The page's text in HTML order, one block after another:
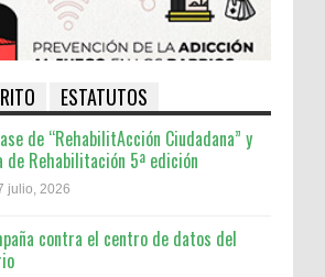
ESTATUTOS
de “RehabilitAcción Ciudadana” y
de Rehabilitación 5ª edición
julio, 2026
contra el centro de datos del